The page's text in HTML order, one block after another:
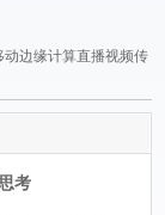
动边缘计算直播视频传
考